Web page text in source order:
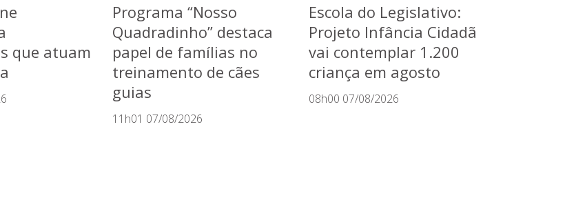
que atuam
Programa “Nosso
Quadradinho” destaca
papel de famílias no
treinamento de cães
guias
11h01 07/08/2026
Escola do Legislativo:
Projeto Infância Cidadã
vai contemplar 1.200
criança em agosto
08h00 07/08/2026